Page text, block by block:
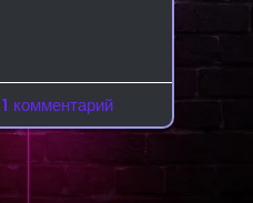
1 комментарий